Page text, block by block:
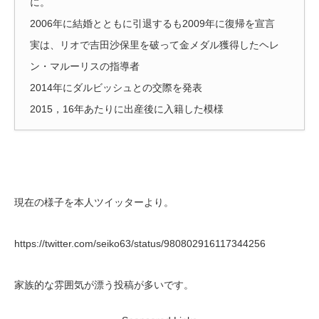
2006年に結婚とともに引退するも2009年に復帰を宣言
実は、リオで吉田沙保里を破って金メダル獲得したヘレ
ン・マルーリスの指導者
2014年にダルビッシュとの交際を発表
2015，16年あたりに出産後に入籍した模様
現在の様子を本人ツイッターより。
https://twitter.com/seiko63/status/980802916117344256
家族的な雰囲気が漂う投稿が多いです。